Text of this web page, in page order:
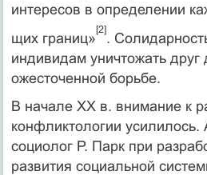
интересов в определении
щих границ»
[2]
.
индивидам уничтожать друг
ожесточенной борьбе.
В начале XX в. внимание к
конфликтологии усили­лось.
социолог Р. Парк при
развития социальной